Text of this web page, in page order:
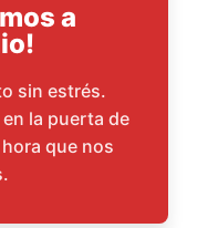
a
sin estrés.
la puerta de
que nos